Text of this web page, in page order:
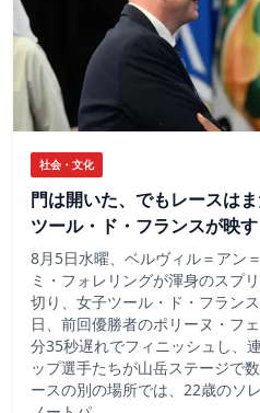
社会・文化
門は開いた、でもレースは
ツール・ド・フランスが映す
8月5日水曜、ベルヴィル＝アン
ミ・フォレリングが渾身のスプ
切り、女子ツール・ド・フラン
日、前回優勝者のポリーヌ・フ
分35秒遅れでフィニッシュし、
ップ選手たちが山岳ステージで
ースの別の場所では、22歳のソ